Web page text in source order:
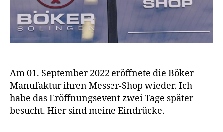
Am 01. September 2022 eröffnete die Böker
Manufaktur ihren Messer-Shop wieder. Ich
habe das Eröffnungsevent zwei Tage später
besucht. Hier sind meine Eindrücke.